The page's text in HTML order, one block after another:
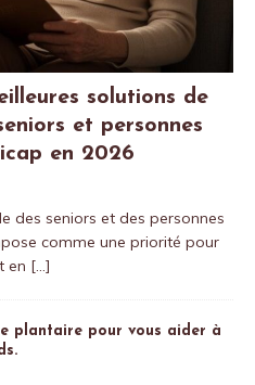
solutions de
et personnes
en 2026
des seniors et des personnes
comme une priorité pour
en […]
plantaire pour vous aider à